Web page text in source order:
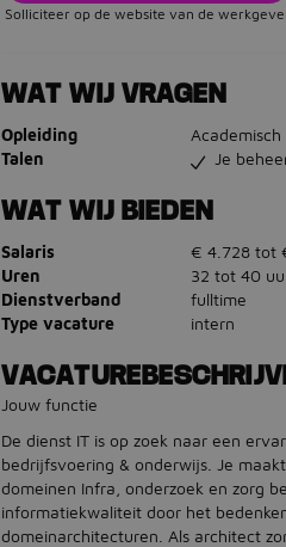
Solliciteer op de website van de
WAT WIJ VRAGEN
Opleiding
Talen
Je
WAT WIJ BIEDEN
Salaris
€ 4.728 tot
Uren
32 tot 40
Dienstverband
fulltime
Type vacature
intern
Jouw functie
De dienst IT is op zoek naar een
bedrijfsvoering & onderwijs. Je
domeinen Infra, onderzoek en zorg
informatiekwaliteit door het
domeinarchitecturen. Als architect